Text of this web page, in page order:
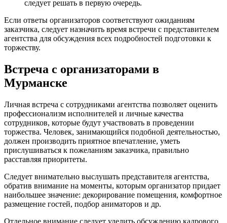
следует решать в первую очередь.
Если ответы организаторов соответствуют ожиданиям
заказчика, следует назначить время встречи с представителем
агентства для обсуждения всех подробностей подготовки к
торжеству.
Встреча с организаторами в
Мурманске
Личная встреча с сотрудниками агентства позволяет оценить
профессионализм исполнителей и личные качества
сотрудников, которые будут участвовать в проведении
торжества. Человек, занимающийся подобной деятельностью,
должен производить приятное впечатление, уметь
прислушиваться к пожеланиям заказчика, правильно
расставляя приоритеты.
Следует внимательно выслушать представителя агентства,
обратив внимание на моменты, которым организатор придает
наибольшее значение: декорирование помещения, комфортное
размещение гостей, подбор аниматоров и др.
Отдельное внимание следует уделить обсуждению кадрового